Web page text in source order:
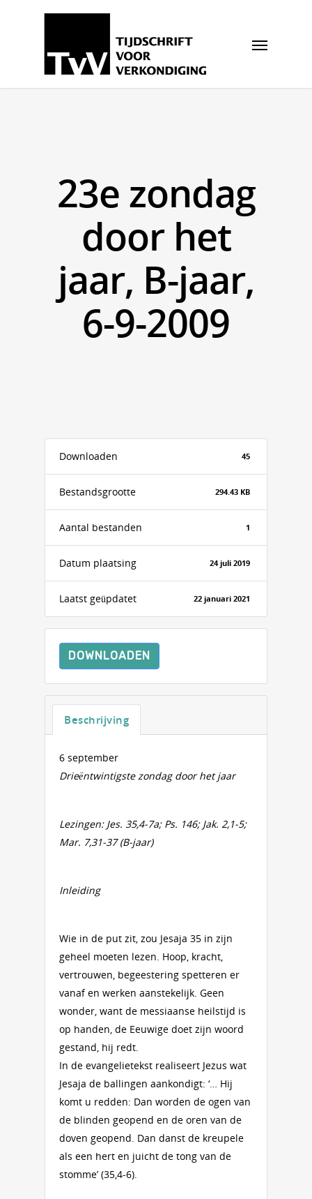
23e zondag
door het
jaar, B-jaar,
6-9-2009
Downloaden 45
Bestandsgrootte 294.43 KB
Aantal bestanden 1
Datum plaatsing 24 juli 2019
Laatst geüpdatet 22 januari 2021
DOWNLOADEN
Beschrijving
6 september
Drieëntwintigste zondag door het jaar
Lezingen: Jes. 35,4-7a; Ps. 146; Jak. 2,1-5;
Mar. 7,31-37 (B-jaar)
Inleiding
Wie in de put zit, zou Jesaja 35 in zijn
geheel moeten lezen. Hoop, kracht,
vertrouwen, begeestering spetteren er
vanaf en werken aanstekelijk. Geen
wonder, want de messiaanse heilstijd is
op handen, de Eeuwige doet zijn woord
gestand, hij redt.
In de evangelietekst realiseert Jezus wat
Jesaja de ballingen aankondigt: ‘… Hij
komt u redden: Dan worden de ogen van
de blinden geopend en de oren van de
doven geopend. Dan danst de kreupele
als een hert en juicht de tong van de
stomme’ (35,4-6).